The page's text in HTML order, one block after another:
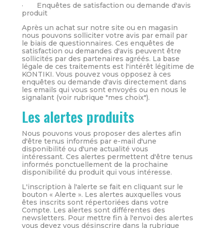
· Enquêtes de satisfaction ou demande d'avis
produit
Après un achat sur notre site ou en magasin
nous pouvons solliciter votre avis par email par
le biais de questionnaires. Ces enquêtes de
satisfaction ou demandes d'avis peuvent être
sollicités par des partenaires agréés. La base
légale de ces traitements est l'intérêt légitime de
KONTIKI. Vous pouvez vous opposez à ces
enquêtes ou demande d'avis directement dans
les emails qui vous sont envoyés ou en nous le
signalant (voir rubrique "mes choix").
Les alertes produits
Nous pouvons vous proposer des alertes afin
d'être tenus informés par e-mail d'une
disponibilité ou d'une actualité vous
intéressant. Ces alertes permettent d'être tenus
informés ponctuellement de la prochaine
disponibilité du produit qui vous intéresse.
L'inscription à l'alerte se fait en cliquant sur le
bouton « Alerte ». Les alertes auxquelles vous
êtes inscrits sont répertoriées dans votre
Compte. Les alertes sont différentes des
newsletters. Pour mettre fin à l'envoi des alertes
vous devez vous désinscrire dans la rubrique